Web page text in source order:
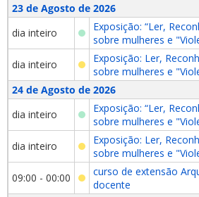
23 de Agosto de 2026
dia inteiro
Exposição: “Ler,
sobre mulheres e
dia inteiro
Exposição: Ler,
sobre mulheres e
24 de Agosto de 2026
dia inteiro
Exposição: “Ler,
sobre mulheres e
dia inteiro
Exposição: Ler,
sobre mulheres e
09:00 - 00:00
curso de extensão
docente